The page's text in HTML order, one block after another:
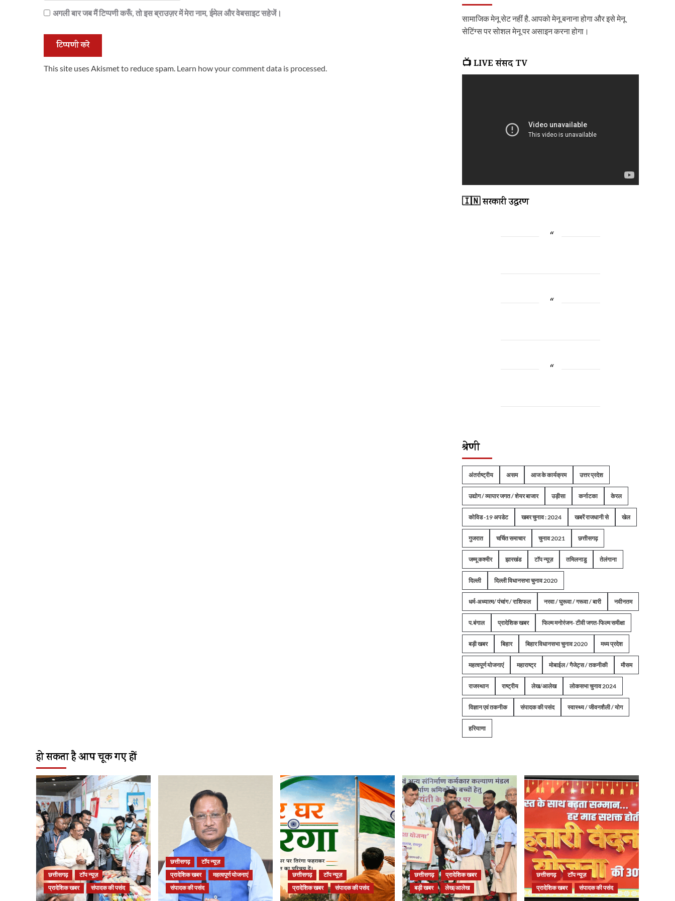
अगली बार जब मैं टिप्पणी करूँ, तो इस ब्राउज़र में मेरा नाम, ईमेल और वेबसाइट सहेजें।
This site uses Akismet to reduce spam. Learn how your comment data is processed.
सामाजिक मेनू सेट नहीं है. आपको मेनू बनाना होगा और इसे मेनू
सेटिंग्स पर सोशल मेनू पर असाइन करना होगा।
📺 LIVE संसद TV
🇮🇳 सरकारी उद्धरण
श्रेणी
अंतर्राष्ट्रीय असम आज के कार्यक्रम उत्तर प्रदेश
उद्योग / व्यापार जगत / शेयर बाजार उड़ीसा कर्नाटका केरल
कोविड -19 अपडेट खबर चुनाव : 2024 खबरें राजधानी से खेल
गुजरात चर्चित समाचार चुनाव 2021 छत्तीसगढ़
जम्मू कश्मीर झारखंड टॉप न्यूज़ तमिलनाडु तेलंगाना
दिल्ली दिल्ली विधानसभा चुनाव 2020
धर्म-अध्यात्म/ पंचांग / राशिफल नरवा / घुरूवा / गरूवा / बारी नवीनतम
प.बंगाल प्रादेशिक खबर फिल्म मनोरंजन- टीवी जगत-फिल्म समीक्षा
बड़ी खबर बिहार बिहार विधानसभा चुनाव 2020 मध्य प्रदेश
महत्वपूर्ण योजनाएं महाराष्ट्र मोबाईल / गैजेट्स / तकनीकी मौसम
राजस्थान राष्ट्रीय लेख/आलेख लोकसभा चुनाव 2024
विज्ञान एवं तकनीक संपादक की पसंद स्वास्थ्य / जीवनशैली / योग
हरियाणा
हो सकता है आप चूक गए हों
छत्तीसगढ़
टॉप न्यूज़
प्रादेशिक खबर
संपादक की पसंद
छत्तीसगढ़
टॉप न्यूज़
प्रादेशिक खबर
महत्वपूर्ण योजनाएं
संपादक की पसंद
छत्तीसगढ़
टॉप न्यूज़
प्रादेशिक खबर
संपादक की पसंद
छत्तीसगढ़
प्रादेशिक खबर
बड़ी खबर
लेख/आलेख
छत्तीसगढ़
टॉप न्यूज़
प्रादेशिक खबर
संपादक की पसंद